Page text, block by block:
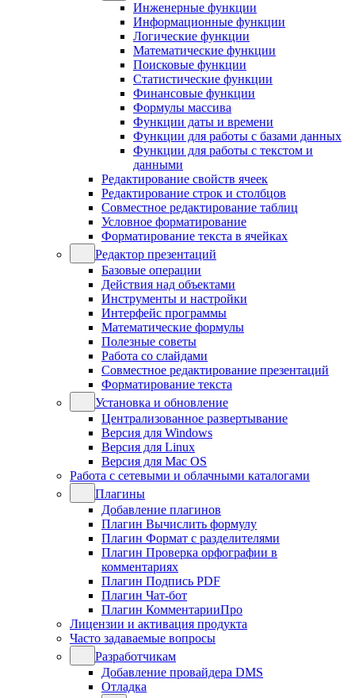
Инженерные функции
Информационные функции
Логические функции
Математические функции
Поисковые функции
Статистические функции
Финансовые функции
Формулы массива
Функции даты и времени
Функции для работы с базами данных
Функции для работы с текстом и
данными
Редактирование свойств ячеек
Редактирование строк и столбцов
Совместное редактирование таблиц
Условное форматирование
Форматирование текста в ячейках
Редактор презентаций
Базовые операции
Действия над объектами
Инструменты и настройки
Интерфейс программы
Математические формулы
Полезные советы
Работа со слайдами
Совместное редактирование презентаций
Форматирование текста
Установка и обновление
Централизованное развертывание
Версия для Windows
Версия для Linux
Версия для Mac OS
Работа с сетевыми и облачными каталогами
Плагины
Добавление плагинов
Плагин Вычислить формулу
Плагин Формат с разделителями
Плагин Проверка орфографии в
комментариях
Плагин Подпись PDF
Плагин Чат-бот
Плагин КомментарииПро
Лицензии и активация продукта
Часто задаваемые вопросы
Разработчикам
Добавление провайдера DMS
Отладка